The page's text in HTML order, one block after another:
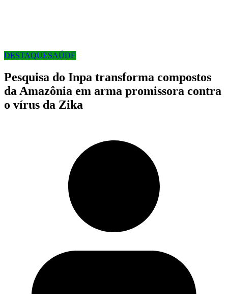
DESTAQUESAÚDE
Pesquisa do Inpa transforma compostos
da Amazônia em arma promissora contra
o vírus da Zika